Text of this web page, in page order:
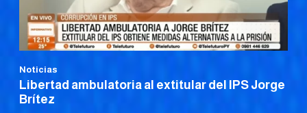
Noticias
Libertad ambulatoria al extitular del IPS Jorge
Brítez